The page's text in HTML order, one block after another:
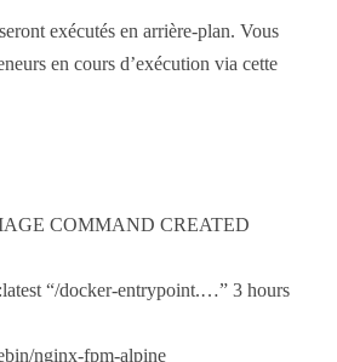
exécutés en arrière-plan. Vous
en cours d’exécution via cette
COMMAND CREATED
“/docker-entrypoint.…” 3 hours
nginx-fpm-alpine